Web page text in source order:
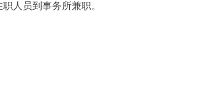
人员到事务所兼职。